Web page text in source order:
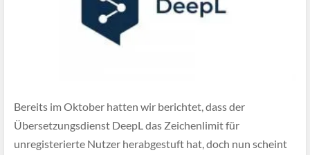
Bereits im Oktober hatten wir berichtet, dass der
Übersetzungsdienst DeepL das Zeichenlimit für
unregisterierte Nutzer herabgestuft hat, doch nun scheint